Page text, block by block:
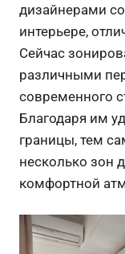
дизайнерами
интерьере,
Сейчас
различными
современного
Благодаря им
границы, тем
несколько зон
комфортной